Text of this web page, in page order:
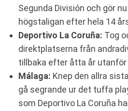
Segunda División och gör
högstaligan efter hela 14
Deportivo La Coruña: Tog
direktplatserna från
tillbaka efter åtta år utanför
Málaga: Knep den allra
gå segrande ur det tuffa
som Deportivo La Coruña